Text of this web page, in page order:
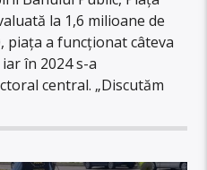
la 1,6 milioane de
piața a funcționat câteva
în 2024 s-a
central. „Discutăm